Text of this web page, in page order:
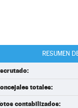
RESUMEN
totales:
contabilizados: